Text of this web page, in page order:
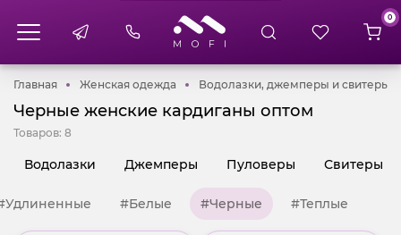
0
ГлавнаяГлавнаяЖенская одежда Женская одежда
Водолазки, джемперы и свитеры
Черные женские кардиганы оптом
Товаров: 8
Водолазки Джемперы Пуловеры Свитеры
#Белые #Черные #Теплые